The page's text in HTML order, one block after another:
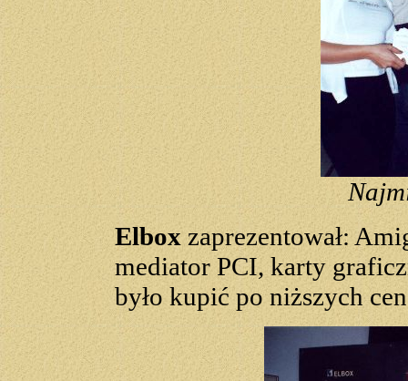
Elbox zaprezentował:
mediator PCI, karty
było kupić po niższych